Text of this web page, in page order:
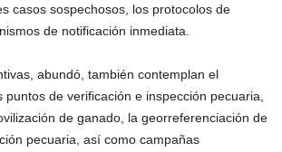
casos sospechosos, los protocolos de
de notificación inmediata.
abundó, también contemplan el
puntos de verificación e inspección pecuaria,
de ganado, la georreferenciación de
pecuaria, así como campañas